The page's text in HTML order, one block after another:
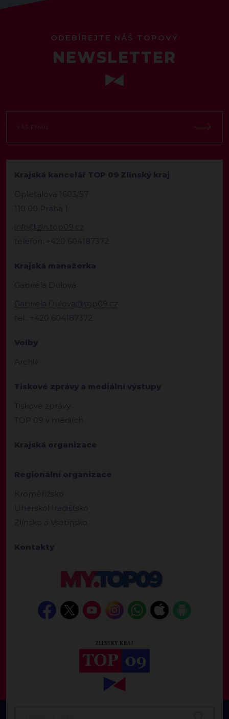
ODEBÍREJTE NÁŠ TOPOVÝ
NEWSLETTER
Krajská kancelář TOP 09 Zlínský kraj
Opletalova 1603/57
110 00 Praha 1
info@zln.top09.cz
telefon: +420 604187372
Krajská manažerka
Gabriela Dulová
Gabriela.Dulova@top09.cz
tel.: +420 604187372
Volby
Archiv
Tiskové zprávy a mediální výstupy
Tiskové zprávy
TOP 09 v médiích
Krajská organizace
Regionální organizace
Kroměřížsko
UherskoHradišťsko
Zlínsko a Vsetínsko
Kontakty